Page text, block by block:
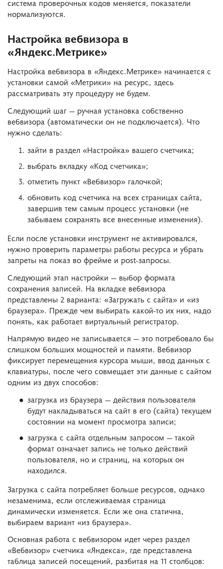
система проверочных кодов меняется, показатели
нормализуются.
Настройка вебвизора в
«Яндекс.Метрике»
Настройка вебвизора в «Яндекс.Метрике» начинается с
установки самой «Метрики» на ресурс, здесь
рассматривать эту процедуру не будем.
Следующий шаг — ручная установка собственно
вебвизора (автоматически он не подключается). Что
нужно сделать:
зайти в раздел «Настройка» вашего счетчика;
выбрать вкладку «Код счетчика»;
отметить пункт «Вебвизор» галочкой;
обновить код счетчика на всех страницах сайта,
завершив тем самым процесс установки (не
забываем сохранять все внесенные изменения).
Если после установки инструмент не активировался,
нужно проверить параметры работы ресурса и убрать
запреты на показ во фрейме и post-запросы.
Следующий этап настройки — выбор формата
сохранения записей. На вкладке вебвизора
представлены 2 варианта: «Загружать с сайта» и «из
браузера». Прежде чем выбирать какой-то их них, надо
понять, как работает виртуальный регистратор.
Напрямую видео не записывается — это потребовало бы
слишком больших мощностей и памяти. Вебвизор
фиксирует перемещения курсора мыши, ввод данных с
клавиатуры, после чего совмещает эти данные с сайтом
одним из двух способов:
загрузка из браузера — действия пользователя
будут накладываться на сайт в его (сайта) текущем
состоянии на момент просмотра записи;
загрузка с сайта отдельным запросом — такой
формат означает запись не только действий
пользователя, но и страниц, на которых он
находился.
Загрузка с сайта потребляет больше ресурсов, однако
незаменима, если отслеживаемая страница
динамически изменяется. Если же она статична,
выбираем вариант «из браузера».
Основная работа с вебвизором идет через раздел
«Вебвизор» счетчика «Яндекса», где представлена
таблица записей посещений, разбитая на 11 столбцов: